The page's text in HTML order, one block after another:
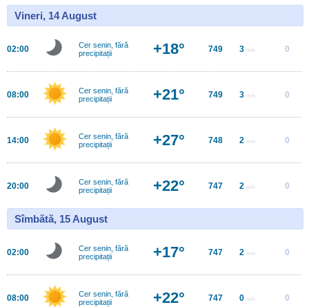
Vineri, 14 August
02:00
Cer senin, fără
precipitații
+18° 749 3 m/s 0
08:00
Cer senin, fără
precipitații
+21° 749 3 m/s 0
14:00
Cer senin, fără
precipitații
+27° 748 2 m/s 0
20:00
Cer senin, fără
precipitații
+22° 747 2 m/s 0
Sîmbătă, 15 August
02:00
Cer senin, fără
precipitații
+17° 747 2 m/s 0
08:00
Cer senin, fără
precipitații
+22° 747 0 m/s 0